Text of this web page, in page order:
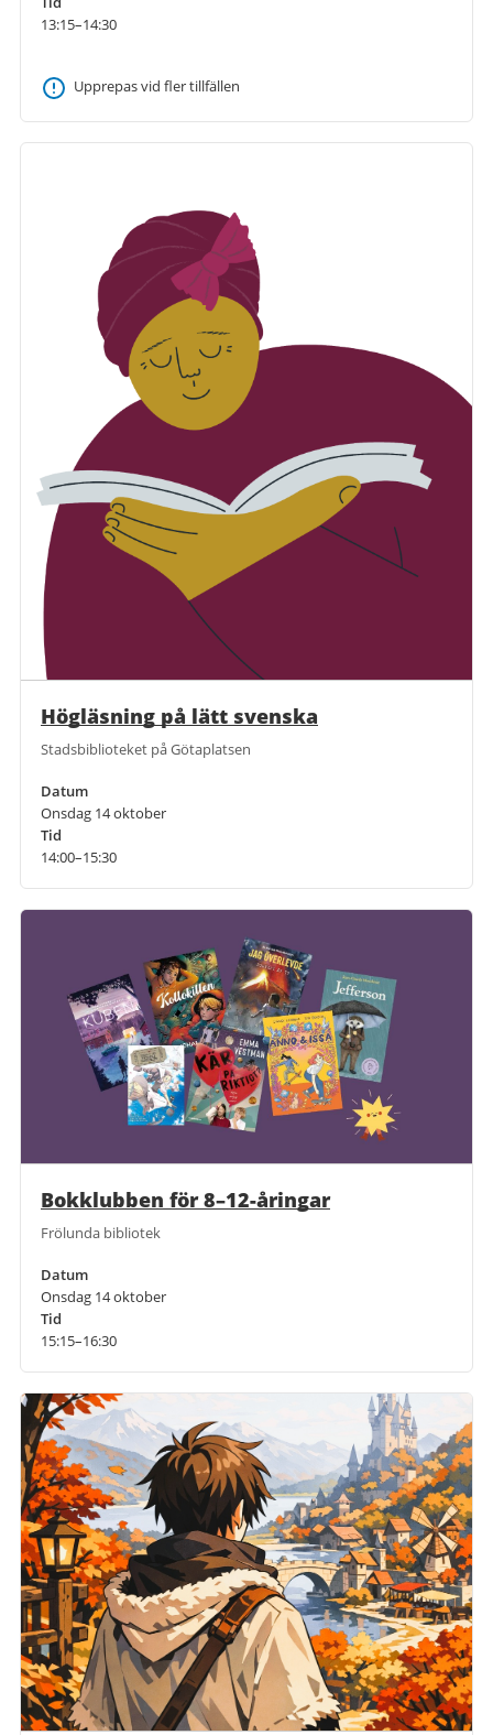
13:15–14:30
Upprepas vid fler tillfällen
Högläsning på lätt svenska
Stadsbiblioteket på Götaplatsen
Datum
Onsdag 14 oktober
Tid
14:00–15:30
Bokklubben för 8–12-åringar
Frölunda bibliotek
Datum
Onsdag 14 oktober
Tid
15:15–16:30